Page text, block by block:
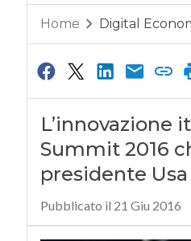
Home Digital
L’innovazione
Summit 2016
presidente
Pubblicato il 21 Giu 2016